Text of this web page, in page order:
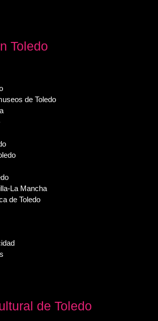
Toledo
de Toledo
La Mancha
de Toledo
de Toledo